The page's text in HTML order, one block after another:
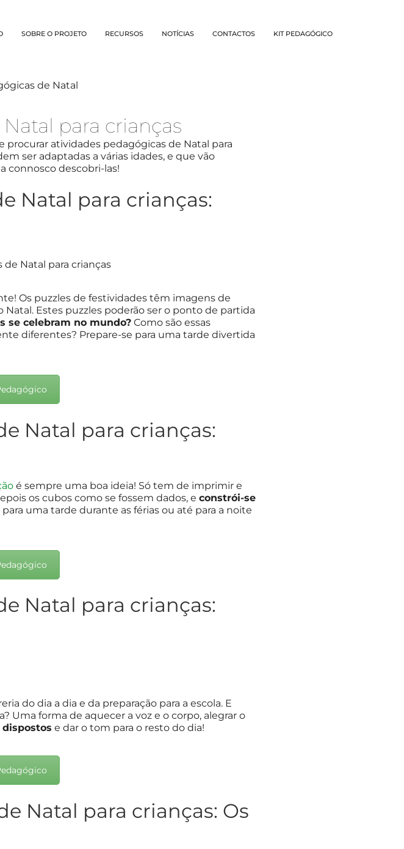
SOBRE O PROJETO RECURSOS NOTÍCIAS CONTACTOS KIT PEDAGÓGICO
para crianças
procurar atividades pedagógicas de Natal para
ser adaptadas a várias idades, e que vão
connosco descobri-las!
Natal para crianças:
Os puzzles de festividades têm imagens de
Natal. Estes puzzles poderão ser o ponto de partida
se celebram no mundo? Como são essas
diferentes? Prepare-se para uma tarde divertida
Natal para crianças:
é sempre uma boa ideia! Só tem de imprimir e
os cubos como se fossem dados, e constrói-se
uma tarde durante as férias ou até para a noite
Natal para crianças:
do dia a dia e da preparação para a escola. E
Uma forma de aquecer a voz e o corpo, alegrar o
e dar o tom para o resto do dia!
Natal para crianças: Os